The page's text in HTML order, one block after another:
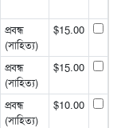
প্রবন্ধ
(সাহিত্য)
$15.00
প্রবন্ধ
(সাহিত্য)
$15.00
প্রবন্ধ
(সাহিত্য)
$10.00